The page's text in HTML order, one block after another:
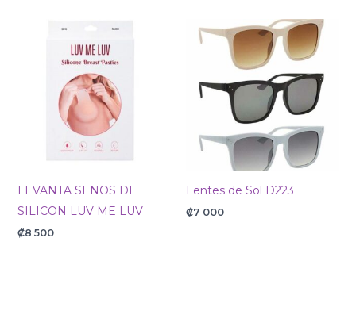
LEVANTA SENOS DE
SILICON LUV ME LUV
₡8 500
Lentes de Sol D223
₡7 000